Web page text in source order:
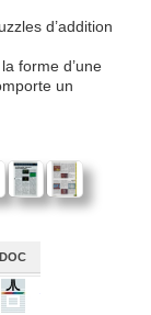
d’addition
forme d’une
un
DOC